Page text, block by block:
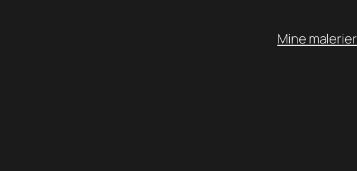
Mine malerier